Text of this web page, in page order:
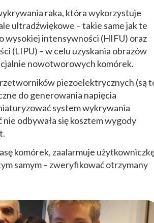
raka, która wykorzystuje
ultradźwiękowe – takie same jak te
wysokiej intensywności (HIFU) oraz
(LIPU) – w celu uzyskania obrazów
nowotworowych komórek.
piezoelektrycznych (są
do generowania napięcia
system wykrywania
odbywała się kosztem wygody
komórek, zaalarmuje
samym – zweryfikować otrzymany